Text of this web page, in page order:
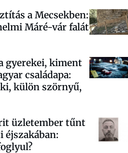
a Mecsekben:
Máré-vár falát
gyerekei, kiment
családapa:
külön szörnyű,
üzletember tűnt
éjszakában: